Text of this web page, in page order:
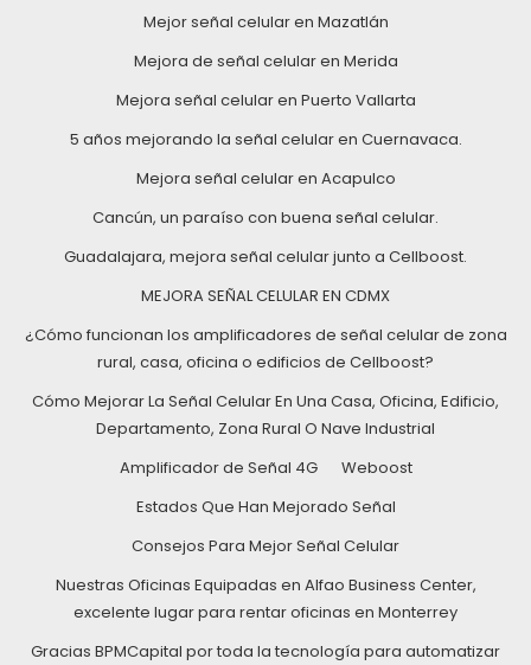
Mejor señal celular en Mazatlán
Mejora de señal celular en Merida
Mejora señal celular en Puerto Vallarta
5 años mejorando la señal celular en Cuernavaca.
Mejora señal celular en Acapulco
Cancún, un paraíso con buena señal celular.
Guadalajara, mejora señal celular junto a Cellboost.
MEJORA SEÑAL CELULAR EN CDMX
¿Cómo funcionan los amplificadores de señal celular de zona
rural, casa, oficina o edificios de Cellboost?
Cómo Mejorar La Señal Celular En Una Casa, Oficina, Edificio,
Departamento, Zona Rural O Nave Industrial
Amplificador de Señal 4G
Weboost
Estados Que Han Mejorado Señal
Consejos Para Mejor Señal Celular
Nuestras Oficinas Equipadas en Alfao Business Center,
excelente lugar para rentar oficinas en Monterrey
Gracias BPMCapital por toda la tecnología para automatizar